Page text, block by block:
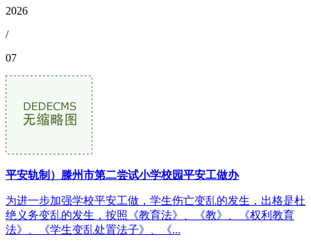
2026
/
07
平安轨制）滕州市第二尝试小学校园平安工做办
为进一步加强学校平安工做，学生伤亡变乱的发生，出格是杜
绝义务变乱的发生，按照《教育法》、《教》、《权利教育
法》、《学生变乱处置法子》、《...